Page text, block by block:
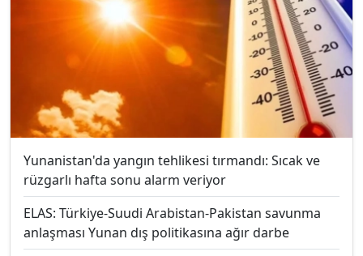
Yunanistan'da yangın tehlikesi tırmandı: Sıcak ve
rüzgarlı hafta sonu alarm veriyor
ELAS: Türkiye-Suudi Arabistan-Pakistan savunma
anlaşması Yunan dış politikasına ağır darbe